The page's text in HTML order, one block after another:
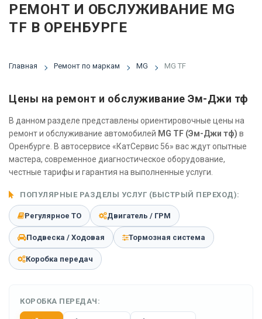
РЕМОНТ И ОБСЛУЖИВАНИЕ MG
TF В ОРЕНБУРГЕ
Главная Ремонт по маркам MG MG TF
Цены на ремонт и обслуживание Эм-Джи тф
В данном разделе представлены ориентировочные цены на
ремонт и обслуживание автомобилей MG TF (Эм-Джи тф) в
Оренбурге. В автосервисе «КатСервис 56» вас ждут опытные
мастера, современное диагностическое оборудование,
честные тарифы и гарантия на выполненные услуги.
ПОПУЛЯРНЫЕ РАЗДЕЛЫ УСЛУГ (БЫСТРЫЙ ПЕРЕХОД):
Регулярное ТО Двигатель / ГРМ
Подвеска / Ходовая Тормозная система
Коробка передач
КОРОБКА ПЕРЕДАЧ: